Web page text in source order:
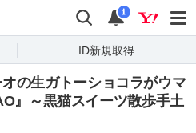
検索 通知
i
ID新規取得
オの生ガトーショコラがウマ
』～黒猫スイーツ散歩手土